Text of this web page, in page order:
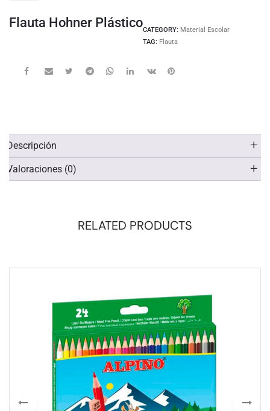
Flauta Hohner PlásticoCATEGORY: Material Escolar
TAG: Flauta
Descripción
Valoraciones (0)
RELATED PRODUCTS